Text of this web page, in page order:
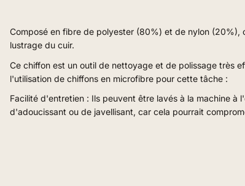
Composé en fibre de polyester (80%) et de nylon
lustrage du cuir.
Ce chiffon est un outil de nettoyage et de polissage très
l'utilisation de chiffons en microfibre pour cette tâche :
Facilité d'entretien : Ils peuvent être lavés à la machine
d'adoucissant ou de javellisant, car cela pourrait